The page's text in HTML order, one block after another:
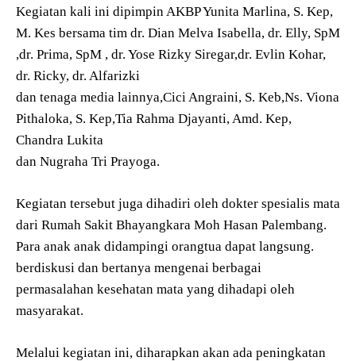
Kegiatan kali ini dipimpin AKBP Yunita Marlina, S. Kep,
M. Kes bersama tim dr. Dian Melva Isabella, dr. Elly, SpM
,dr. Prima, SpM , dr. Yose Rizky Siregar,dr. Evlin Kohar,
dr. Ricky, ⁠dr. Alfarizki
dan tenaga media lainnya,Cici Angraini, S. Keb,Ns. Viona
Pithaloka, S. Kep,Tia Rahma Djayanti, Amd. Kep,
Chandra Lukita
dan Nugraha Tri Prayoga.
Kegiatan tersebut juga dihadiri oleh dokter spesialis mata
dari Rumah Sakit Bhayangkara Moh Hasan Palembang.
Para anak anak didampingi orangtua dapat langsung.
berdiskusi dan bertanya mengenai berbagai
permasalahan kesehatan mata yang dihadapi oleh
masyarakat.
Melalui kegiatan ini, diharapkan akan ada peningkatan